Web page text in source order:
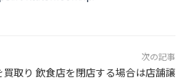
取り
次の記事
飲食店を閉店する場合は店舗譲